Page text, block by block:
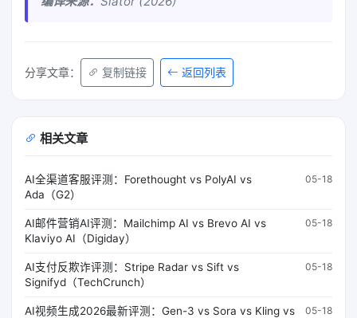
分享文章： 复制链接 返回列表
相关文章
AI全渠道客服评测：Forethought vs PolyAI vs
Ada（G2）
05-18
AI邮件营销AI评测：Mailchimp AI vs Brevo AI vs
Klaviyo AI（Digiday）
05-18
AI支付反欺诈评测：Stripe Radar vs Sift vs
Signifyd（TechCrunch）
05-18
AI视频生成2026最新评测：Gen-3 vs Sora vs Kling vs
05-18